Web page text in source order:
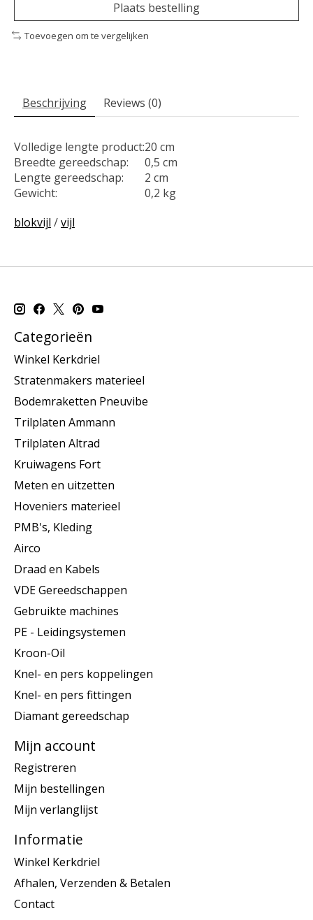
Plaats bestelling
Toevoegen om te vergelijken
Beschrijving Reviews (0)
Volledige lengte product:20 cm
Breedte gereedschap:
0,5 cm
Lengte gereedschap:
2 cm
Gewicht:
0,2 kg
blokvijl /vijl
Categorieën
Winkel Kerkdriel
Stratenmakers materieel
Bodemraketten Pneuvibe
Trilplaten Ammann
Trilplaten Altrad
Kruiwagens Fort
Meten en uitzetten
Hoveniers materieel
PMB's, Kleding
Airco
Draad en Kabels
VDE Gereedschappen
Gebruikte machines
PE - Leidingsystemen
Kroon-Oil
Knel- en pers koppelingen
Knel- en pers fittingen
Diamant gereedschap
Mijn account
Registreren
Mijn bestellingen
Mijn verlanglijst
Informatie
Winkel Kerkdriel
Afhalen, Verzenden & Betalen
Contact